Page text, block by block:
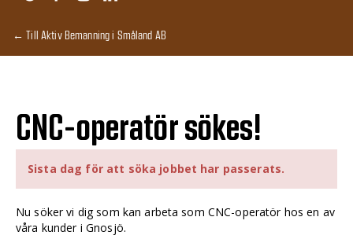
← Till Aktiv Bemanning i Småland AB
CNC-operatör sökes!
Sista dag för att söka jobbet har passerats.
Nu söker vi dig som kan arbeta som CNC-operatör hos en av
våra kunder i Gnosjö.